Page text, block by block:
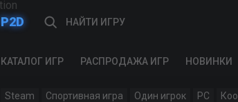
P2D
КАТАЛОГ ИГР РАСПРОДАЖА ИГР НОВИНКИ
Steam Спортивная игра Один игрок PC